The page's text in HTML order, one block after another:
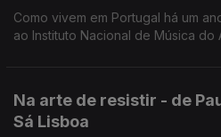
Como vivem em Portugal há um
ao Instituto Nacional de Música do
Na arte de resistir - de
Sá Lisboa